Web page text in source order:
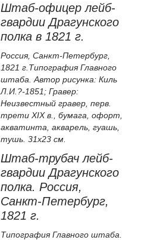
Штаб-офицер лейб-
гвардии Драгунского
полка в 1821 г.
Россия, Санкт-Петербург,
1821 г.Типография Главного
штаба. Автор рисунка: Киль
Л.И.?-1851; Гравер:
Неизвестный гравер, перв.
трети XIX в., бумага, офорт,
акватинта, акварель, гуашь,
тушь. 31х23 см.
Штаб-трубач лейб-
гвардии Драгунского
полка. Россия,
Санкт-Петербург,
1821 г.
Типография Главного штаба.